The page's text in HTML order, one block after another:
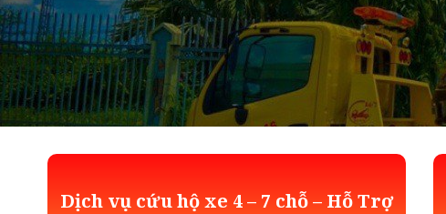
Dịch vụ cứu hộ xe 4 – 7 chỗ – Hỗ Trợ